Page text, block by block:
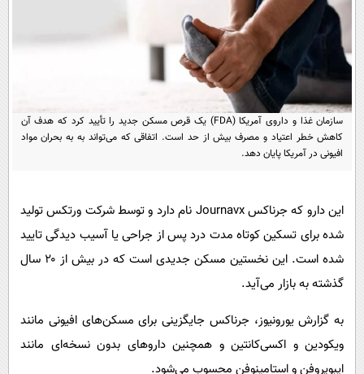
سفر و تفریح
علمی
اخبار کریپتو
گوناگون
سرگرمی
باشگاه مغز
فیلم
اقتصاد
سیاست
حوادث
سلامت
فرهنگی
عصر ایران 2
داستان کوتاه
دانلود
سازمان غذا و داروی آمریکا (FDA) یک قرص مسکن جدید را تأیید کرد که هدف آن
کاهش خطر اعتیاد و مصرف بیش از حد است. اتفاقی که می‌تواند به به بحران مواد
افیونی در آمریکا پایان دهد.
این دارو که جرناکس Journavx نام دارد و توسط شرکت ورتکس تولید
شده برای تسکین کوتاه مدت درد پس از جراحی یا آسیب دیدگی تایید
شده است. این نخستین مسکن جدیدی است که در بیش از ۲۰ سال
گذشته به بازار می‌آید.
به گزارش یورونیوز، جرناکس جایگزینی برای مسکن‌های افیونی مانند
ویکودین و اکسی‌کانتین و همچنین داروهای بدون نسخه‌ای مانند
ایبوپروفن و استامینوفن محسوب می‌شود.